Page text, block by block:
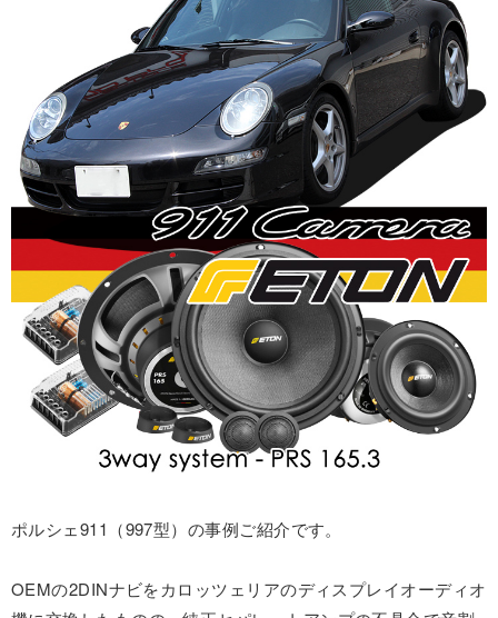
ポルシェ911（997型）の事例ご紹介です。
OEMの2DINナビをカロッツェリアのディスプレイオーディオ